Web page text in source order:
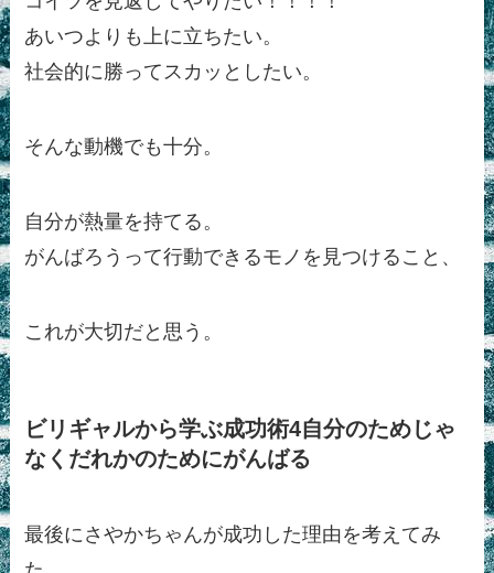
あいつよりも上に立ちたい。
社会的に勝ってスカッとしたい。
そんな動機でも十分。
自分が熱量を持てる。
がんばろうって行動できるモノを見つけること、
これが大切だと思う。
ビリギャルから学ぶ成功術4自分のためじゃ
なくだれかのためにがんばる
最後にさやかちゃんが成功した理由を考えてみ